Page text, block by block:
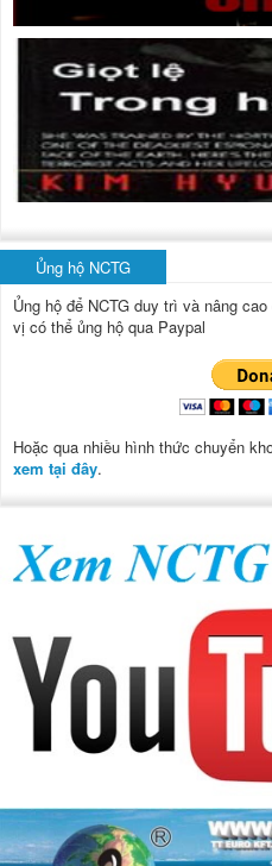
Ủng hộ NCTG
Ủng hộ để NCTG duy trì và nâng
vị có thể ủng hộ qua Paypal
Hoặc qua nhiều hình thức chuyển
xem tại đây.